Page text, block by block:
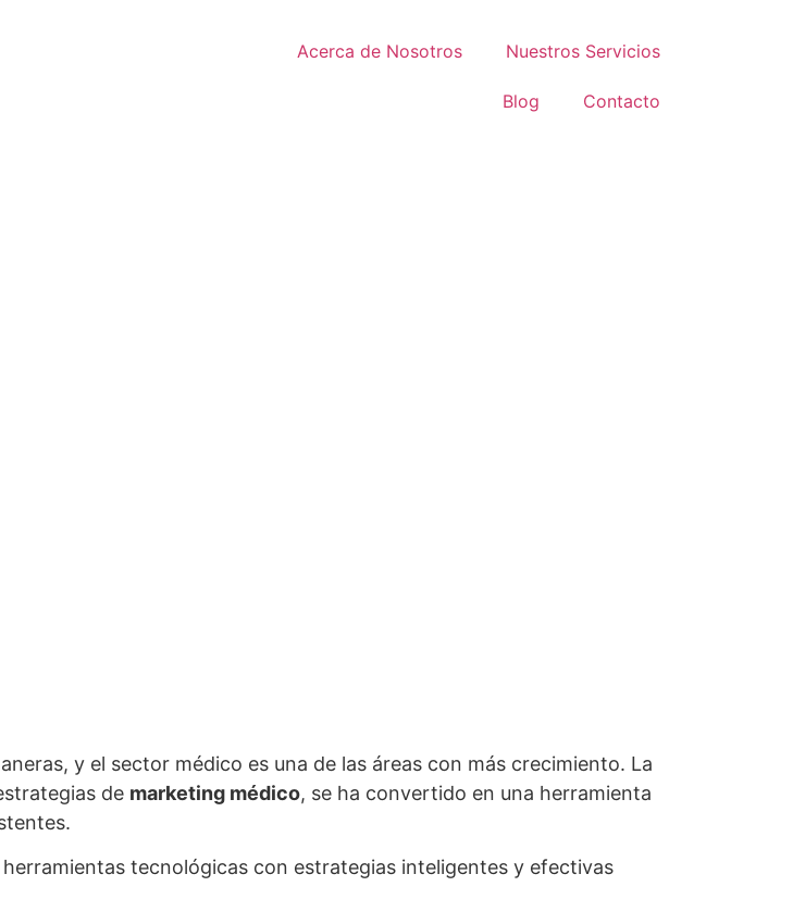
Acerca de Nosotros
Nuestros Servicios
Blog Contacto
y el sector médico es una de las áreas con más crecimiento. La
de marketing médico, se ha convertido en una herramienta
tecnológicas con estrategias inteligentes y efectivas